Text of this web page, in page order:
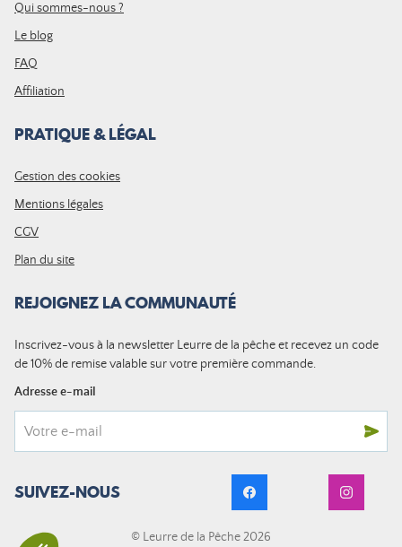
Qui sommes-nous ?
Le blog
FAQ
Affiliation
PRATIQUE & LÉGAL
Gestion des cookies
Mentions légales
CGV
Plan du site
REJOIGNEZ LA COMMUNAUTÉ
Inscrivez-vous à la newsletter Leurre de la pêche et recevez un code
de 10% de remise valable sur votre première commande.
Adresse e-mail
SUIVEZ-NOUS
© Leurre de la Pêche 2026